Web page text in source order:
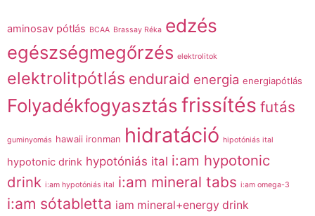
aminosav pótlás BCAA Brassay Réka edzés
egészségmegőrzés elektrolitok
elektrolitpótlás enduraid energia energiapótlás
Folyadékfogyasztásfrissítés futás
guminyomás hawaii ironman hidratáció hipotóniás ital
hypotonic drink hypotóniás ital i:am hypotonic
drink i:am hypotóniás ital i:am mineral tabs i:am omega-3
i:am sótabletta iam mineral+energy drink